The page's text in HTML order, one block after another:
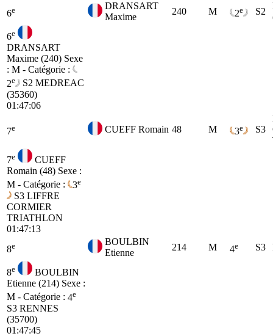
6e
DRANSART
Maxime
240 M 2e S2
6e
DRANSART
Maxime (240) Sexe
: M - Catégorie :
2e S2 MEDREAC
(35360)
01:47:06
7e CUEFF Romain 48 M 3e S3
7e
CUEFF
Romain (48) Sexe :
M - Catégorie :
3e
S3 LIFFRE
CORMIER
TRIATHLON
01:47:13
8e
BOULBIN
Etienne
214 M 4e S3
8e
BOULBIN
Etienne (214) Sexe :
M - Catégorie : 4e
S3 RENNES
(35700)
01:47:45